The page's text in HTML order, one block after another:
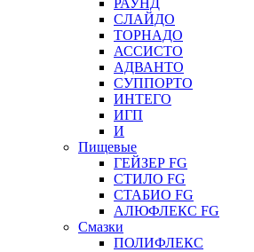
РАУНД
СЛАЙДО
ТОРНАДО
АССИСТО
АДВАНТО
СУППОРТО
ИНТЕГО
ИГП
И
Пищевые
ГЕЙЗЕР FG
СТИЛО FG
СТАБИО FG
АЛЮФЛЕКС FG
Смазки
ПОЛИФЛЕКС